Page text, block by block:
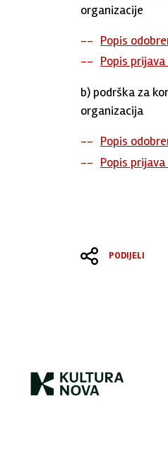
organizacije
Popis
Popis
b) podrška za
organizacija
Popis
Popis
PODIJELI